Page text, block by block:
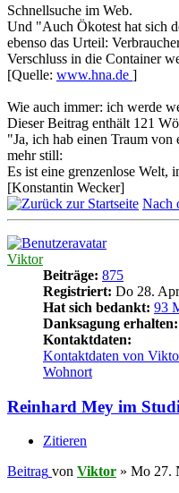
Schnellsuche im Web.
Und "Auch Ökotest hat sich
ebenso das Urteil:
Verschluss in die Container
[Quelle: www.hna.de ]
Wie auch immer: ich werde
Dieser Beitrag enthält 121
"Ja, ich hab einen Traum
mehr still:
Es ist eine grenzenlose Welt,
[Konstantin Wecker]
Nach
Viktor
Beiträge: 875
Registriert: Do 28.
Hat sich bedankt: 93
Danksagung erhalten:
Kontaktdaten:
Kontaktdaten von
Wohnort
Reinhard Mey im
Zitieren
Beitrag von Viktor » Mo 27.